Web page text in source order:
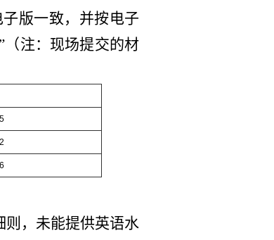
版一致，并按电子
注：现场提交的材
则，未能提供英语水